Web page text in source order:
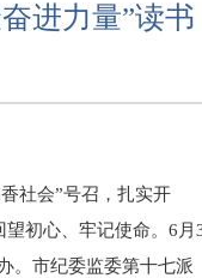
进力量”读书
社会”号召，扎实开
初心、牢记使命。6月
。市纪委监委第十七派